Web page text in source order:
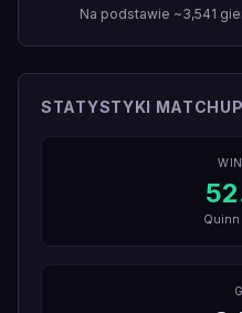
Na podstawie ~3,541
STATYSTYKI
Quinn